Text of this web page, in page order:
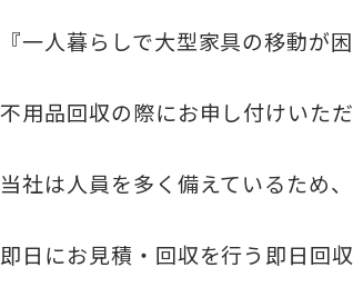
『一人暮らしで大型家具の移動が困
不用品回収の際にお申し付けいた
当社は人員を多く備えているため
即日にお見積・回収を行う即日回収